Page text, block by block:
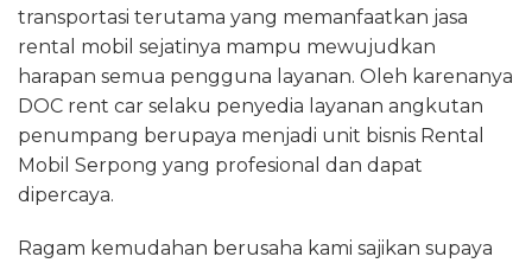
transportasi terutama yang memanfaatkan jasa
rental mobil sejatinya mampu mewujudkan
harapan semua pengguna layanan. Oleh karenanya
DOC rent car selaku penyedia layanan angkutan
penumpang berupaya menjadi unit bisnis Rental
Mobil Serpong yang profesional dan dapat
dipercaya.
Ragam kemudahan berusaha kami sajikan supaya